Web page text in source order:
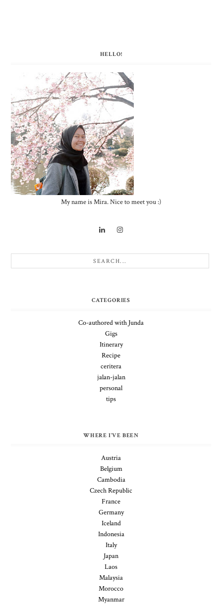
HELLO!
My name is Mira. Nice to meet you :)
CATEGORIES
Co-authored with Junda
Gigs
Itinerary
Recipe
ceritera
jalan-jalan
personal
tips
WHERE I'VE BEEN
Austria
Belgium
Cambodia
Czech Republic
France
Germany
Iceland
Indonesia
Italy
Japan
Laos
Malaysia
Morocco
Myanmar